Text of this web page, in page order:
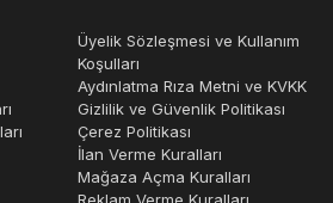
uygun seçenekler sunar.
Üyelik Sözleşmesi ve Kullanım
Koşulları
Aydınlatma Rıza Metni ve KVKK
Gizlilik ve Güvenlik Politikası
Çerez Politikası
İlan Verme Kuralları
Mağaza Açma Kuralları